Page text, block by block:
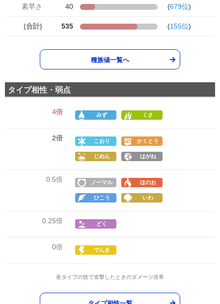
素早さ 40 (679位)
(合計) 535 (155位)
種族値一覧へ
タイプ相性・弱点
4倍 みず くさ
2倍 こおり かくとう
じめん はがね
0.5倍 ノーマル ほのお
ひこう いわ
0.25倍 どく
0倍 でんき
各タイプの技で攻撃したときのダメージ倍率